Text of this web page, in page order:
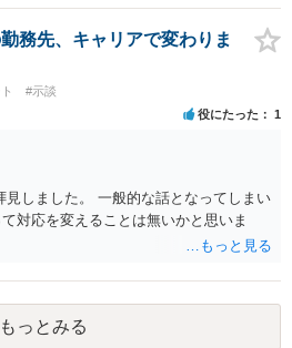
務先、キャリアで変わりま
#示談
役にたった 1
しました。 一般的な話となってしまい
対応を変えることは無いかと思いま
もっとみる